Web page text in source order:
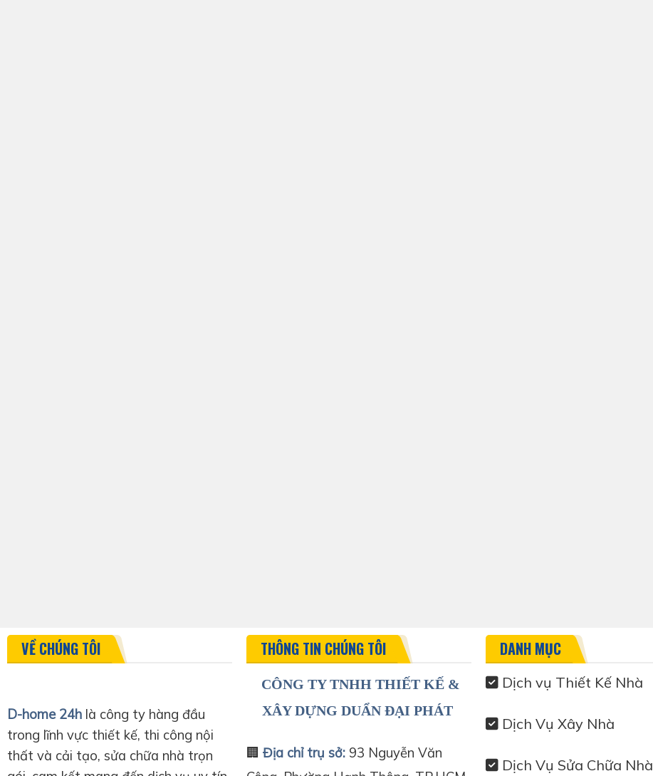
VỀ CHÚNG TÔI
D-home 24h là công ty hàng đầu
trong lĩnh vực thiết kế, thi công nội
thất và cải tạo, sửa chữa nhà trọn
THÔNG TIN CHÚNG TÔI
CÔNG TY TNHH THIẾT KẾ &
XÂY DỰNG DUẨN ĐẠI PHÁT
🏢 Địa chỉ trụ sở: 93 Nguyễn Văn
DANH MỤC
Dịch vụ Thiết Kế Nhà
Dịch Vụ Xây Nhà
Dịch Vụ Sửa Chữa Nhà